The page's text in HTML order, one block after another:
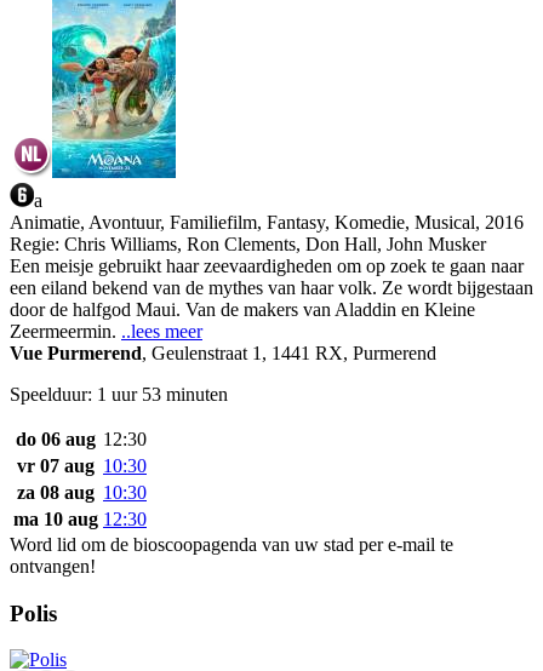
a
Animatie, Avontuur, Familiefilm, Fantasy, Komedie, Musical, 2016
Regie: Chris Williams, Ron Clements, Don Hall, John Musker
Een meisje gebruikt haar zeevaardigheden om op zoek te gaan naar
een eiland bekend van de mythes van haar volk. Ze wordt bijgestaan
door de halfgod Maui. Van de makers van Aladdin en Kleine
Zeermeermin. ..lees meer
Vue Purmerend, Geulenstraat 1, 1441 RX, Purmerend
Speelduur: 1 uur 53 minuten
do 06 aug 12:30
vr 07 aug 10:30
za 08 aug 10:30
ma 10 aug 12:30
Word lid om de bioscoopagenda van uw stad per e-mail te
ontvangen!
Polis